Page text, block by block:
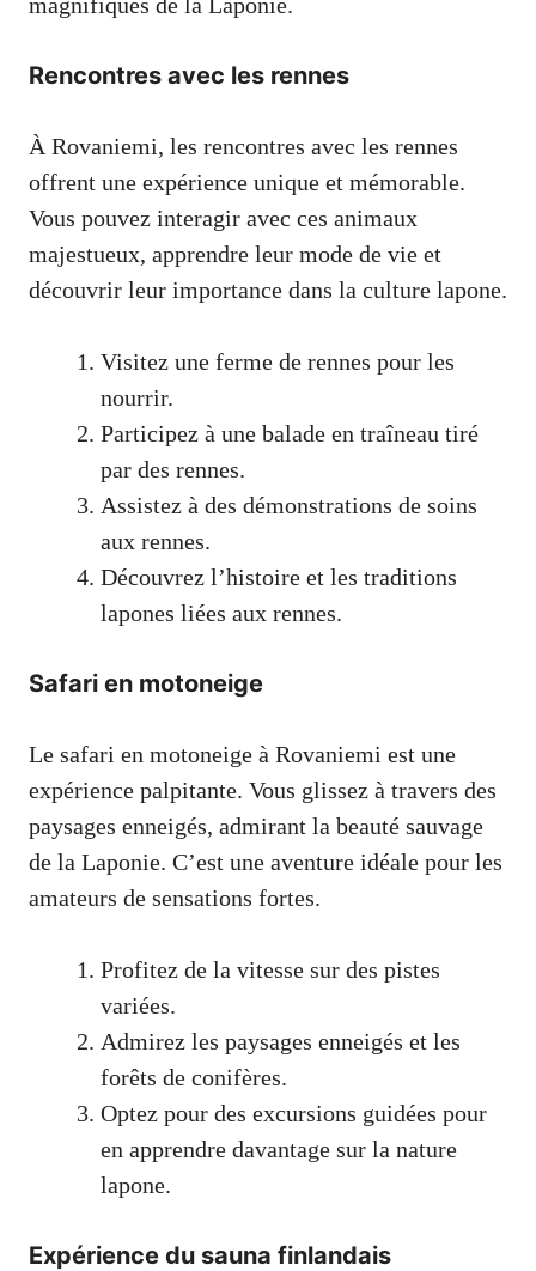
Rencontres avec les rennes
À Rovaniemi, les rencontres avec les rennes
offrent une expérience unique et mémorable.
Vous pouvez interagir avec ces animaux
majestueux, apprendre leur mode de vie et
découvrir leur importance dans la culture lapone.
Visitez une ferme de rennes pour les
nourrir.
Participez à une balade en traîneau tiré
par des rennes.
Assistez à des démonstrations de soins
aux rennes.
Découvrez l’histoire et les traditions
lapones liées aux rennes.
Safari en motoneige
Le safari en motoneige à Rovaniemi est une
expérience palpitante. Vous glissez à travers des
paysages enneigés, admirant la beauté sauvage
de la Laponie. C’est une aventure idéale pour les
amateurs de sensations fortes.
Profitez de la vitesse sur des pistes
variées.
Admirez les paysages enneigés et les
forêts de conifères.
Optez pour des excursions guidées pour
en apprendre davantage sur la nature
lapone.
Expérience du sauna finlandais